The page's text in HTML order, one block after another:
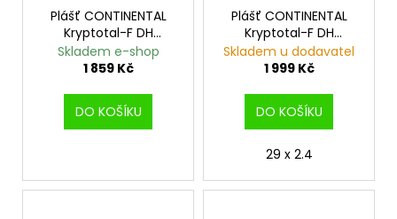
Plášť CONTINENTAL
Kryptotal-F DH
Supersoft - 27.5x2.4
Skladem e-shop
1 859 Kč
DO KOŠÍKU
Plášť CONTINENTAL
Kryptotal-F DH
Supersoft - 29x2.4
Skladem u dodavatel
1 999 Kč
DO KOŠÍKU
29 x 2.4